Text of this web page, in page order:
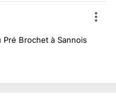
Brochet à Sannois